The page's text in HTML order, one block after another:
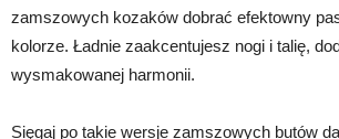
zamszowych kozaków dobrać efektowny
kolorze. Ładnie zaakcentujesz nogi i talię,
wysmakowanej harmonii.
Sięgaj po takie wersje zamszowych butów